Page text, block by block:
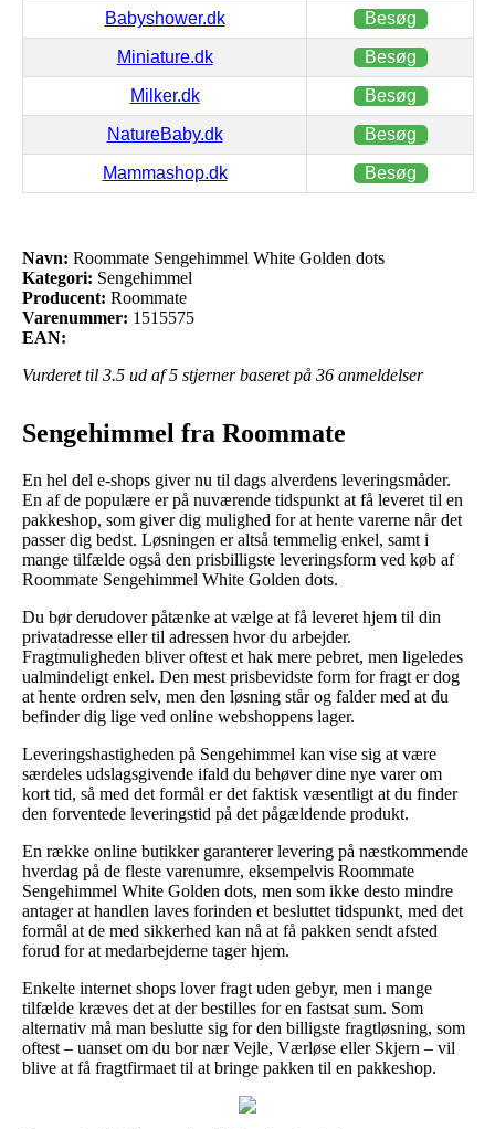
Babyshower.dk Besøg
Miniature.dk Besøg
Milker.dk Besøg
NatureBaby.dk Besøg
Mammashop.dk Besøg
Navn: Roommate Sengehimmel White Golden dots
Kategori: Sengehimmel
Producent: Roommate
Varenummer: 1515575
EAN:
Vurderet til 3.5 ud af 5 stjerner baseret på 36 anmeldelser
Sengehimmel fra Roommate
En hel del e-shops giver nu til dags alverdens leveringsmåder.
En af de populære er på nuværende tidspunkt at få leveret til en
pakkeshop, som giver dig mulighed for at hente varerne når det
passer dig bedst. Løsningen er altså temmelig enkel, samt i
mange tilfælde også den prisbilligste leveringsform ved køb af
Roommate Sengehimmel White Golden dots.
Du bør derudover påtænke at vælge at få leveret hjem til din
privatadresse eller til adressen hvor du arbejder.
Fragtmuligheden bliver oftest et hak mere pebret, men ligeledes
ualmindeligt enkel. Den mest prisbevidste form for fragt er dog
at hente ordren selv, men den løsning står og falder med at du
befinder dig lige ved online webshoppens lager.
Leveringshastigheden på Sengehimmel kan vise sig at være
særdeles udslagsgivende ifald du behøver dine nye varer om
kort tid, så med det formål er det faktisk væsentligt at du finder
den forventede leveringstid på det pågældende produkt.
En række online butikker garanterer levering på næstkommende
hverdag på de fleste varenumre, eksempelvis Roommate
Sengehimmel White Golden dots, men som ikke desto mindre
antager at handlen laves forinden et besluttet tidspunkt, med det
formål at de med sikkerhed kan nå at få pakken sendt afsted
forud for at medarbejderne tager hjem.
Enkelte internet shops lover fragt uden gebyr, men i mange
tilfælde kræves det at der bestilles for en fastsat sum. Som
alternativ må man beslutte sig for den billigste fragtløsning, som
oftest – uanset om du bor nær Vejle, Værløse eller Skjern – vil
blive at få fragtfirmaet til at bringe pakken til en pakkeshop.